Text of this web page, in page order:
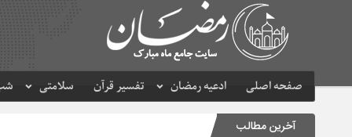
صفحه اصلی ادعیه رمضان تفسیر قرآن سلامتی
آخرین مطالب